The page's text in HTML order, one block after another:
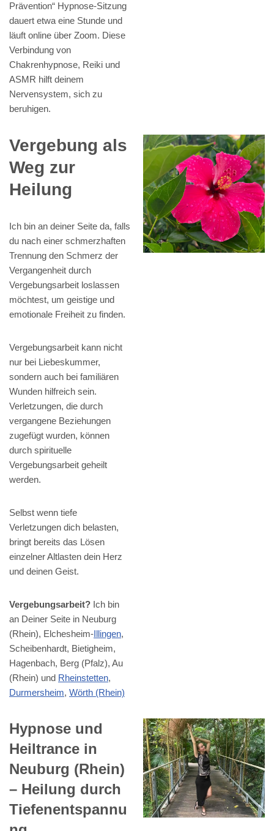
Prävention“ Hypnose-Sitzung
dauert etwa eine Stunde und
läuft online über Zoom. Diese
Verbindung von
Chakrenhypnose, Reiki und
ASMR hilft deinem
Nervensystem, sich zu
beruhigen.
Vergebung als
Weg zur
Heilung
Ich bin an deiner Seite da, falls
du nach einer schmerzhaften
Trennung den Schmerz der
Vergangenheit durch
Vergebungsarbeit loslassen
möchtest, um geistige und
emotionale Freiheit zu finden.
Vergebungsarbeit kann nicht
nur bei Liebeskummer,
sondern auch bei familiären
Wunden hilfreich sein.
Verletzungen, die durch
vergangene Beziehungen
zugefügt wurden, können
durch spirituelle
Vergebungsarbeit geheilt
werden.
Selbst wenn tiefe
Verletzungen dich belasten,
bringt bereits das Lösen
einzelner Altlasten dein Herz
und deinen Geist.
Vergebungsarbeit? Ich bin
an Deiner Seite in Neuburg
(Rhein), Elchesheim-Illingen,
Scheibenhardt, Bietigheim,
Hagenbach, Berg (Pfalz), Au
(Rhein) und Rheinstetten,
Durmersheim, Wörth (Rhein)
Hypnose und
Heiltrance in
Neuburg (Rhein)
– Heilung durch
Tiefenentspannu